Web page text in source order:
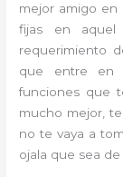
mejor amigo en
fijas en aquel
requerimiento
que entre en
funciones que
mucho mejor,
no te vaya a
ojala que sea